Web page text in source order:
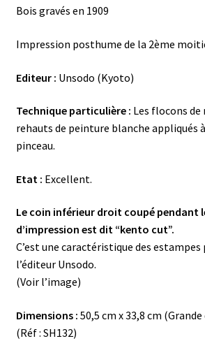
Bois gravés en 1909
Impression posthume de la 2ème
Editeur : Unsodo (Kyoto)
Technique particulière : Les flocons de
rehauts de peinture blanche appliqués
pinceau.
Etat : Excellent.
Le coin inférieur droit coupé pendant
d’impression est dit “kento cut”.
C’est une caractéristique des
l’éditeur Unsodo.
(Voir l’image)
Dimensions : 50,5 cm x 33,8 cm
(Réf : SH132)